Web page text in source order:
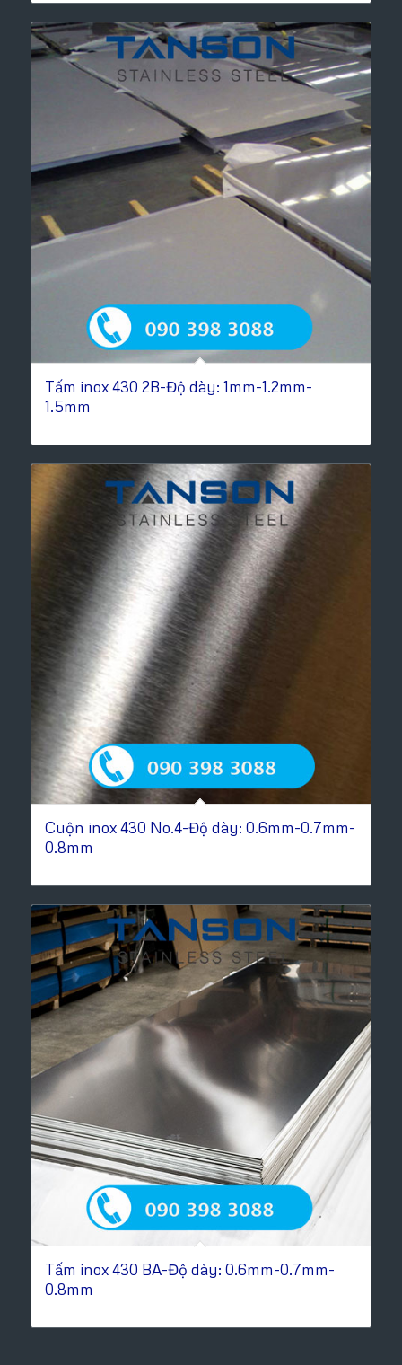
Tấm inox 430 2B-Độ dày: 1mm-1.2mm-
1.5mm
Cuộn inox 430 No.4-Độ dày: 0.6mm-0.7mm-
0.8mm
Tấm inox 430 BA-Độ dày: 0.6mm-0.7mm-
0.8mm